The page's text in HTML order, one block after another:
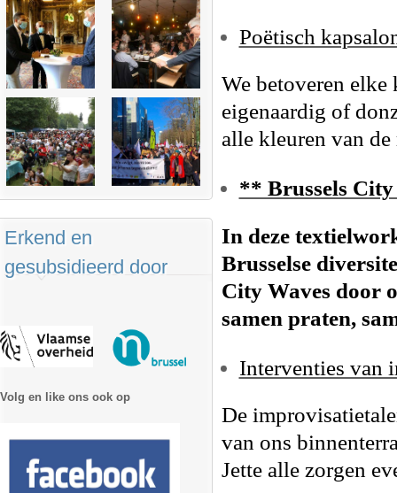
Poëtisch
We betoveren elke
eigenaardig of
alle kleuren van
** Brussels
In deze
Brusselse
City Waves door
samen praten,
Interventies van
De
van ons
Jette alle zorgen
Erkend en
gesubsidieerd door
Volg en like ons ook op